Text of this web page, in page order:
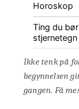
Horoskop
Ting du
stjernetegn
Ikke tenk på
begynnelsen
gangen. Få